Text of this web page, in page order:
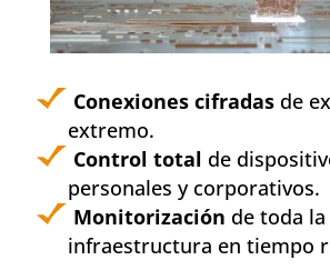
Conexiones cifradasde
extremo.
Control total de
personales y corporativos.
Monitorización de toda la
infraestructura en tiempo